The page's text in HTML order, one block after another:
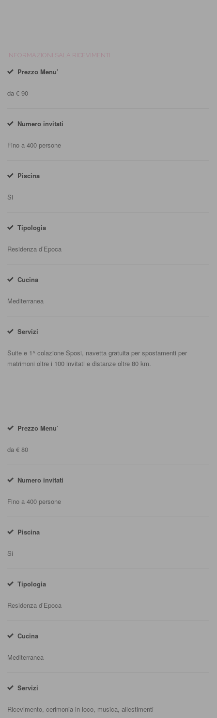
INFORMAZIONI SALA RICEVIMENTI
Prezzo Menu’
da € 90
Numero invitati
Fino a 400 persone
Piscina
Si
Tipologia
Residenza d’Epoca
Cucina
Mediterranea
Servizi
Suite e 1^ colazione Sposi, navetta gratuita per spostamenti per
matrimoni oltre i 100 invitati e distanze oltre 80 km.
Prezzo Menu’
da € 80
Numero invitati
Fino a 400 persone
Piscina
Si
Tipologia
Residenza d’Epoca
Cucina
Mediterranea
Servizi
Ricevimento, cerimonia in loco, musica, allestimenti